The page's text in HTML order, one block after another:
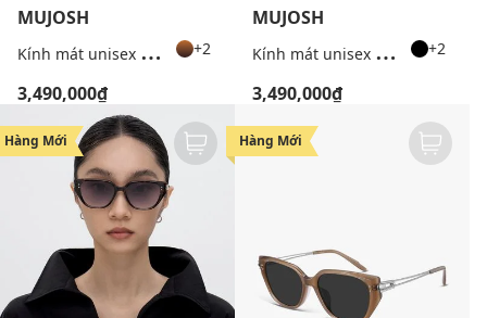
MUJOSH
K
ính mát unisex gọng oval cao cấp +2
3,490,000₫
MUJOSH
K
ính mát unisex gọng oval cao cấp +2
3,490,000₫
Hàng Mới Hàng Mới